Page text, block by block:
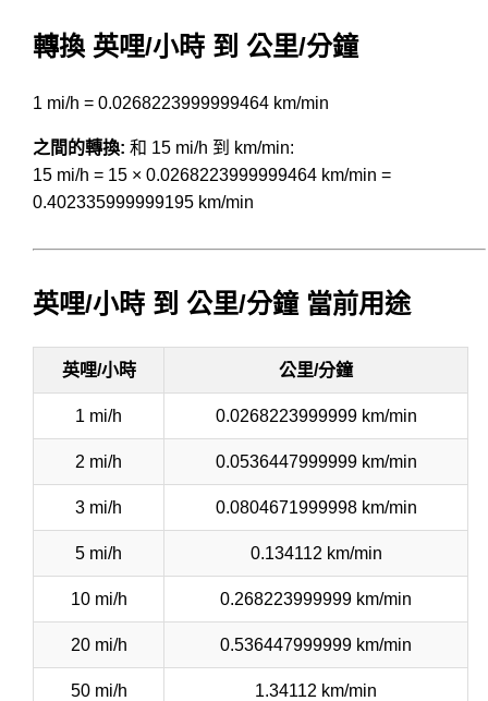
轉換 英哩/小時 到 公里/分鐘
1 mi/h = 0.0268223999999464 km/min
之間的轉換: 和 15 mi/h 到 km/min:
15 mi/h = 15 × 0.0268223999999464 km/min =
0.402335999999195 km/min
英哩/小時 到 公里/分鐘 當前用途
英哩/小時 公里/分鐘
1 mi/h 0.0268223999999 km/min
2 mi/h 0.0536447999999 km/min
3 mi/h 0.0804671999998 km/min
5 mi/h 0.134112 km/min
10 mi/h 0.268223999999 km/min
20 mi/h 0.536447999999 km/min
50 mi/h 1.34112 km/min